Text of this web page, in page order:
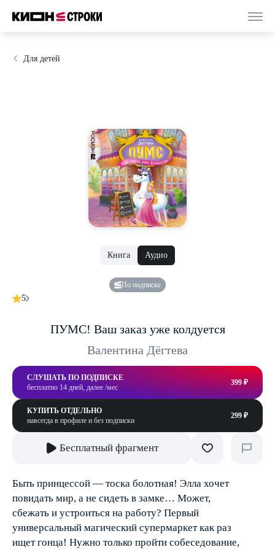
Для детей
Книга Аудио
По подписке
5
ПУМС! Ваш заказ уже колдуется
Валентина Дёгтева
СЛУШАТЬ ПО ПОДПИСКЕ
бесплатно 14 дней, далее /мес
399 ₽
КУПИТЬ ОТДЕЛЬНО
навсегда в профиле и без подписки
299 ₽
Бесплатный фрагмент
Быть принцессой — тоска болотная! Элла хочет
повидать мир, а не сидеть в замке… Может,
сбежать и устроиться на работу? Первый
универсальный магический супермаркет как раз
ищет гонца! Нужно только пройти собеседование,